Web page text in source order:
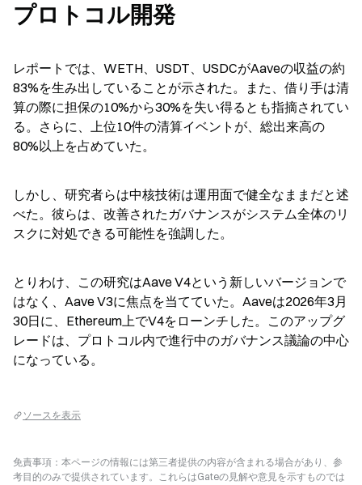
プロトコル開発
レポートでは、WETH、USDT、USDCがAaveの収益の約
83%を生み出していることが示された。また、借り手は清
算の際に担保の10%から30%を失い得るとも指摘されてい
る。さらに、上位10件の清算イベントが、総出来高の
80%以上を占めていた。
しかし、研究者らは中核技術は運用面で健全なままだと述
べた。彼らは、改善されたガバナンスがシステム全体のリ
スクに対処できる可能性を強調した。
とりわけ、この研究はAave V4という新しいバージョンで
はなく、Aave V3に焦点を当てていた。Aaveは2026年3月
30日に、Ethereum上でV4をローンチした。このアップグ
レードは、プロトコル内で進行中のガバナンス議論の中心
になっている。
ソースを表示
免責事項：本ページの情報には第三者提供の内容が含まれる場合があり、参
考目的のみで提供されています。これらはGateの見解や意見を示すものでは